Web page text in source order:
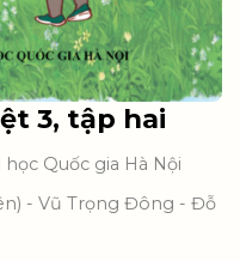
3, tập hai
Quốc gia Hà Nội
- Vũ Trọng Đông - Đỗ